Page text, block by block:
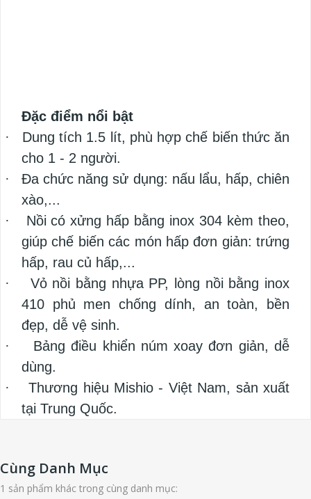
Đặc điểm nổi bật
·
Dung tích 1.5 lít, phù hợp chế biến thức ăn
cho 1 - 2 người.
·
Đa chức năng sử dụng: nấu lẩu, hấp, chiên
xào,...
·
Nồi có xửng hấp bằng inox 304 kèm theo,
giúp chế biến các món hấp đơn giản: trứng
hấp, rau củ hấp,...
·
Vỏ nồi bằng nhựa PP, lòng nồi bằng inox
410 phủ men chống dính, an toàn, bền
đẹp, dễ vệ sinh.
·
Bảng điều khiển núm xoay đơn giản, dễ
dùng.
·
Thương hiệu Mishio - Việt Nam, sản xuất
tại Trung Quốc.
Cùng Danh Mục
1 sản phẩm khác trong cùng danh mục: